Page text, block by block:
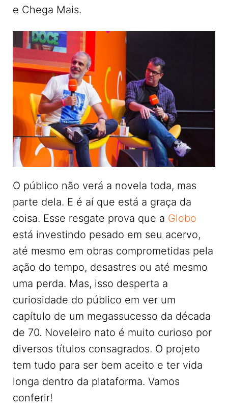
e Chega Mais.
O público não verá a novela toda, mas
parte dela. E é aí que está a graça da
coisa. Esse resgate prova que a Globo
está investindo pesado em seu acervo,
até mesmo em obras comprometidas pela
ação do tempo, desastres ou até mesmo
uma perda. Mas, isso desperta a
curiosidade do público em ver um
capítulo de um megassucesso da década
de 70. Noveleiro nato é muito curioso por
diversos títulos consagrados. O projeto
tem tudo para ser bem aceito e ter vida
longa dentro da plataforma. Vamos
conferir!